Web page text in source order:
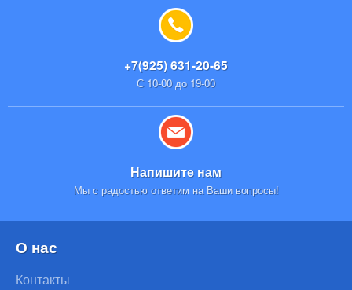
+7(925) 631-20-65
С 10-00 до 19-00
Напишите нам
Мы с радостью ответим на Ваши вопросы!
О нас
Контакты